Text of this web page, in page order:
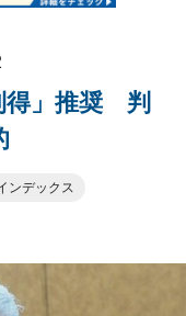
得」推奨 判
ンデックス